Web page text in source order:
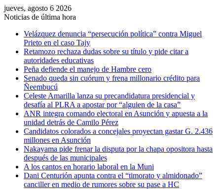
jueves, agosto 6 2026
Noticias de última hora
Velázquez denuncia “persecución política” contra Miguel
Prieto en el caso Tajy
Retamozo rechaza dudas sobre su título y pide citar a
autoridades educativas
Peña defiende el manejo de Hambre cero
Senado queda sin cuórum y frena millonario crédito para
Ñeembucú
Celeste Amarilla lanza su precandidatura presidencial y
desafía al PLRA a apostar por “alguien de la casa”
ANR integra comando electoral en Asunción y apuesta a la
unidad detrás de Camilo Pérez
Candidatos colorados a concejales proyectan gastar G. 2.436
millones en Asunción
Nakayama pide frenar la disputa por la chapa opositora hasta
después de las municipales
A los cantos en horario laboral en la Muni
Dani Centurión apunta contra el “timorato y almidonado”
canciller en medio de rumores sobre su pase a HC